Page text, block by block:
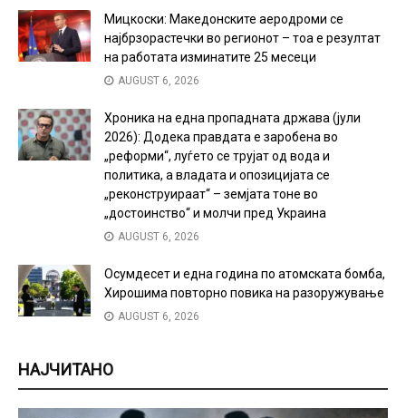
Мицкоски: Македонските аеродроми се
најбрзорастечки во регионот – тоа е резултат
на работата изминатите 25 месеци
AUGUST 6, 2026
Хроника на една пропадната држава (јули
2026): Додека правдата е заробена во
„реформи“, луѓето се трујат од вода и
политика, а владата и опозицијата се
„реконструираат“ – земјата тоне во
„достоинство“ и молчи пред Украина
AUGUST 6, 2026
Осумдесет и една година по атомската бомба,
Хирошима повторно повика на разоружување
AUGUST 6, 2026
НАЈЧИТАНО